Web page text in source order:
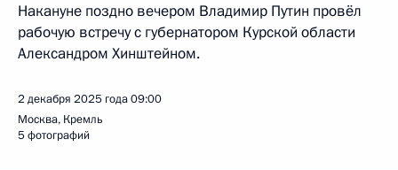
Накануне поздно вечером Владимир Путин провёл
рабочую встречу с губернатором Курской области
Александром Хинштейном.
2 декабря 2025 года09:00
Москва, Кремль
5 фотографий